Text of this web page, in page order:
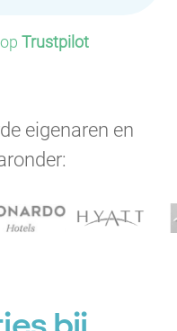
Trustpilot
eigenaren en